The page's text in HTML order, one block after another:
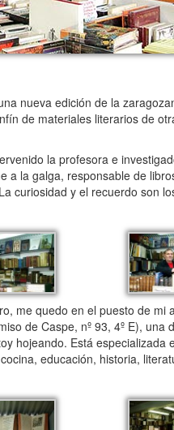
nueva edición de la
de materiales literarios de
la profesora e
la galga, responsable de
curiosidad y el recuerdo
me quedo en el puesto de
de Caspe, nº 93, 4º E),
hojeando. Está
educación, historia,